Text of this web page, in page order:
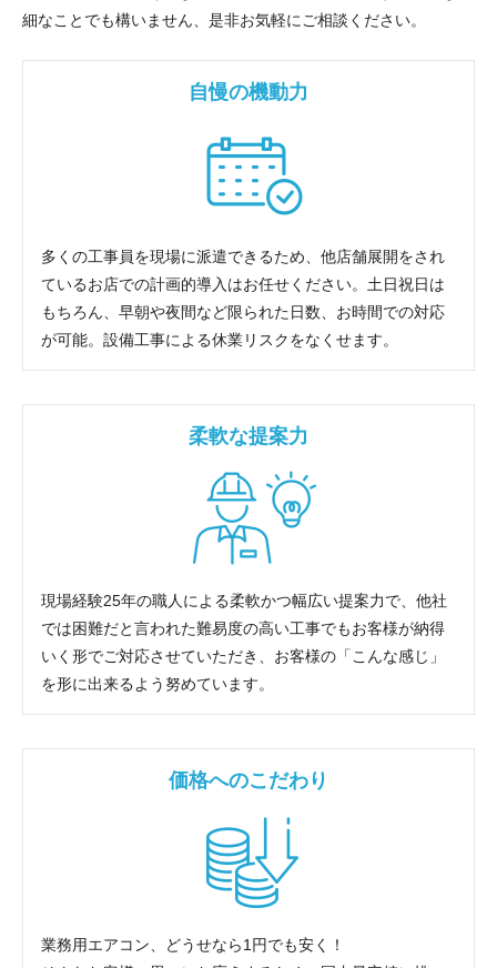
細なことでも構いません、是非お気軽にご相談ください。
自慢の機動力
多くの工事員を現場に派遣できるため、他店舗展開をされ
ているお店での計画的導入はお任せください。土日祝日は
もちろん、早朝や夜間など限られた日数、お時間での対応
が可能。設備工事による休業リスクをなくせます。
柔軟な提案力
現場経験25年の職人による柔軟かつ幅広い提案力で、他社
では困難だと言われた難易度の高い工事でもお客様が納得
いく形でご対応させていただき、お客様の「こんな感じ」
を形に出来るよう努めています。
価格へのこだわり
業務用エアコン、どうせなら1円でも安く！